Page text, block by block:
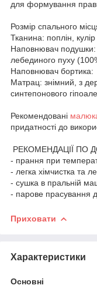
для формування
Розмір спального
Тканина: поплін,
Наповнювач подушки:
лебединого пуху
Наповнювач бортика:
Матрац: знімний, з
синтепонового
Рекомендовані
придатності до
РЕКОМЕНДАЦІЇ ПО
- прання при
- легка хімчистка та
- сушка в пральній
- парове прасування
Приховати
Характеристики
Основні